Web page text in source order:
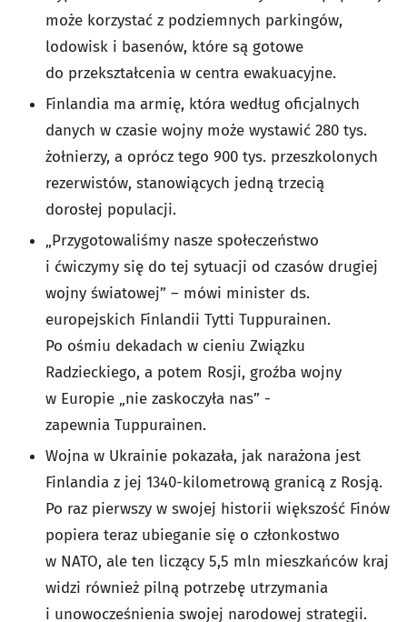
może korzystać z podziemnych parkingów,
lodowisk i basenów, które są gotowe
do przekształcenia w centra ewakuacyjne.
Finlandia ma armię, która według oficjalnych
danych w czasie wojny może wystawić 280 tys.
żołnierzy, a oprócz tego 900 tys. przeszkolonych
rezerwistów, stanowiących jedną trzecią
dorosłej populacji.
„Przygotowaliśmy nasze społeczeństwo
i ćwiczymy się do tej sytuacji od czasów drugiej
wojny światowej” – mówi minister ds.
europejskich Finlandii Tytti Tuppurainen.
Po ośmiu dekadach w cieniu Związku
Radzieckiego, a potem Rosji, groźba wojny
w Europie „nie zaskoczyła nas” -
zapewnia Tuppurainen.
Wojna w Ukrainie pokazała, jak narażona jest
Finlandia z jej 1340-kilometrową granicą z Rosją.
Po raz pierwszy w swojej historii większość Finów
popiera teraz ubieganie się o członkostwo
w NATO, ale ten liczący 5,5 mln mieszkańców kraj
widzi również pilną potrzebę utrzymania
i unowocześnienia swojej narodowej strategii.